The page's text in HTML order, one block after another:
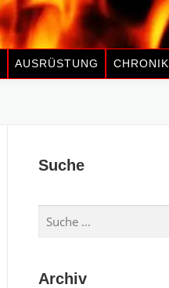
AUSRÜSTUNG CHRONIK
Suche
Suchen
Archiv